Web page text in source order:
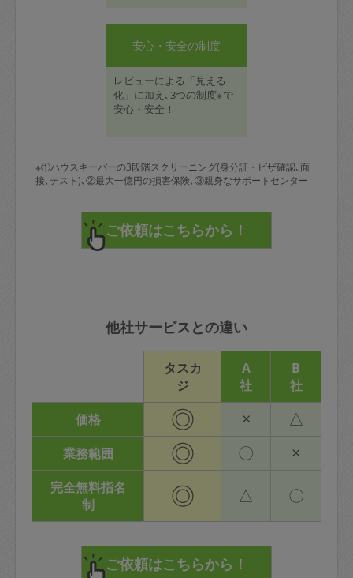
安心・安全の制度
レビューによる「見える
化」に加え､3つの制度※で
安心・安全！
※①ハウスキーパーの3段階スクリーニング(身分証・ビザ確認､面
接､テスト)､②最大一億円の損害保険､③親身なサポートセンター
他社サービスとの違い
タスカ
ジ
A
社
B
社
価格
◎ × △
業務範囲 ◎ 〇 ×
完全無料指名
制
◎ △ 〇